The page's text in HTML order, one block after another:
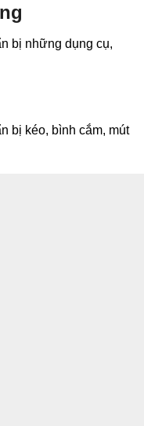
bị những dụng cụ,
bị kéo, bình cắm, mút